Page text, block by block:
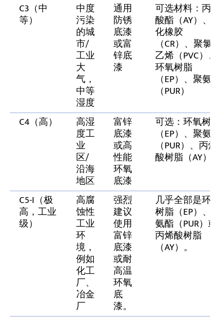
C3（中
等）
中度
污染
的城
市/
工业
大
气，
中等
湿度
通用
防锈
底漆
或富
锌底
漆
可选材料：丙烯
酸酯（AY）、
化橡胶
（CR）、聚氯
乙烯（PVC）、
环氧树脂
（EP）、聚氨
（PUR）
C4（高） 高湿
度工
业
区/
沿海
地区
富锌
底漆
或高
性能
环氧
底漆
可选：环氧树脂
（EP）、聚氨
（PUR）、丙烯
酸树脂（AY）
C5-I（极
高，工业
级）
高腐
蚀性
工业
环
境，
例如
化工
厂、
冶金
厂
强烈
建议
使用
富锌
底漆
或耐
高温
环氧
底
漆。
几乎全部是环氧
树脂（EP）、
氨酯（PUR）或
丙烯酸树脂
（AY）。